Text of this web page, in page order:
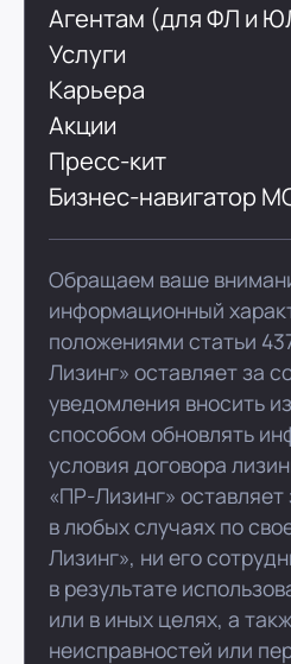
Агентам (для ФЛ и
Услуги
Карьера
Акции
Пресс-кит
Бизнес-навигатор
Обращаем ваше
информационный
положениями статьи
Лизинг» оставляет за
уведомления вносить
способом обновлять
условия договора
«ПР-Лизинг»
в любых случаях по
Лизинг», ни его
в результате
или в иных целях, а
неисправностей или